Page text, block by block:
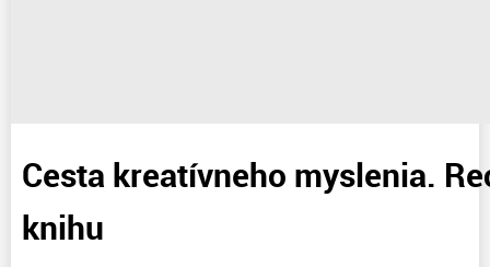
Cesta kreatívneho myslenia.
knihu